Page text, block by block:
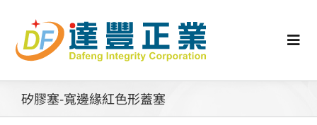
content
認識矽膠
矽膠塞-寬邊緣紅色形蓋塞